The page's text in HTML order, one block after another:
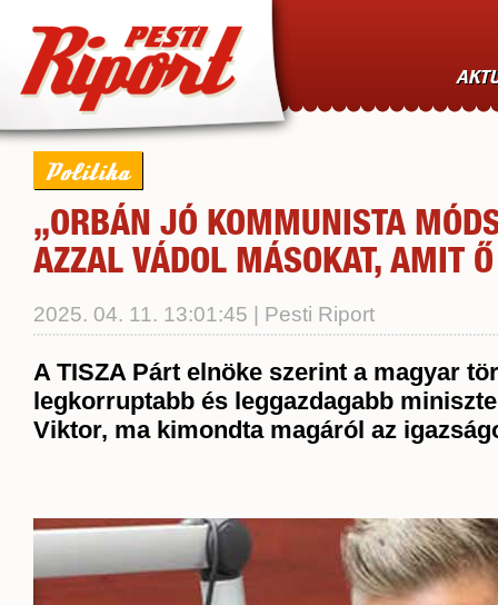
Politika
„ORBÁN JÓ KOMMUNISTA
AZZAL VÁDOL MÁSOKAT, AMIT
2025. 04. 11. 13:01:45 | Pesti Riport
A TISZA Párt elnöke szerint a magyar
legkorruptabb és leggazdagabb
Viktor, ma kimondta magáról az